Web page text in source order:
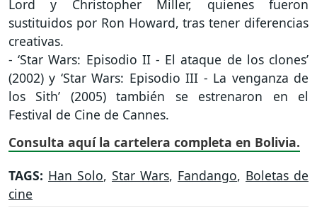
Lord y Christopher Miller, quienes fueron
sustituidos por Ron Howard, tras tener diferencias
creativas.
- ‘Star Wars: Episodio II - El ataque de los clones’
(2002) y ‘Star Wars: Episodio III - La venganza de
los Sith’ (2005) también se estrenaron en el
Festival de Cine de Cannes.
Consulta aquí la cartelera completa en Bolivia.
TAGS: Han Solo, Star Wars, Fandango, Boletas de
cine